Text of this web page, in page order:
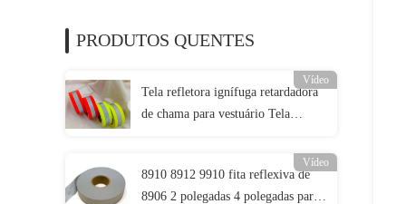
PRODUTOS QUENTES
Vídeo
Tela refletora ignífuga retardadora
de chama para vestuário Tela
Vídeo
8910 8912 9910 fita reflexiva de
8906 2 polegadas 4 polegadas para